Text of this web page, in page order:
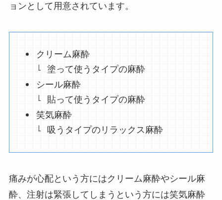
ョンとして用意されています。
クリーム麻酔
塗って使うタイプの麻酔
シール麻酔
貼って使うタイプの麻酔
笑気麻酔
吸うタイプのリラックス麻酔
痛みが心配という方にはクリーム麻酔やシール麻
酔、注射は緊張してしまうという方には笑気麻酔